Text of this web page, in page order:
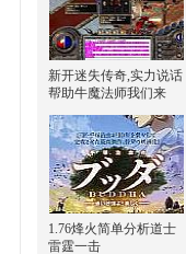
新开迷失传奇,实力说话
帮助牛魔法师我们来
1.76烽火简单分析道士
雷霆一击